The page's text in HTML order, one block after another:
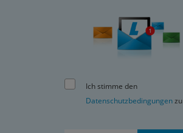
Ich stimme den
Datenschutzbedingungenzu